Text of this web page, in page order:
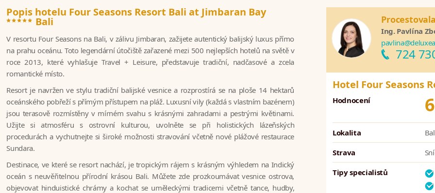
Ing. Pavlína
724
Hotel Four Seasons
Hodnocení
Lokalita
Strava
Tipy specialistů
Popis hotelu Four Seasons Resort Bali at Jimbaran Bay
***** Bali
V resortu Four Seasons na Bali, v zálivu Jimbaran, zažijete autentický balijský luxus přímo
na prahu oceánu. Toto legendární útočiště zařazené mezi 500 nejlepších hotelů na světě v
roce 2013, které vyhlašuje Travel + Leisure, představuje tradiční, nadčasové a zcela
romantické místo.
Resort je navržen ve stylu tradiční balijské vesnice a rozprostírá se na ploše 14 hektarů
oceánského pobřeží s přímým přístupem na pláž. Luxusní vily (každá s vlastním bazénem)
jsou terasově rozmístěny v mírném svahu s krásnými zahradami a pestrými květinami.
Užijte si atmosféru s ostrovní kulturou, uvolněte se při holistických lázeňských
procedurách a vychutnejte si široké možnosti stravování včetně nové plážové restaurace
Sundara.
Destinace, ve které se resort nachází, je tropickým rájem s krásným výhledem na Indický
oceán s neuvěřitelnou přírodní krásou Bali. Můžete zde prozkoumávat vesnice ostrova,
objevovat hinduistické chrámy a kochat se uměleckými tradicemi včetně tance, hudby,